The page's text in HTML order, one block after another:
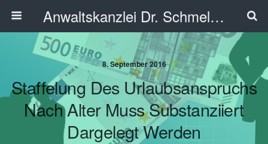
Anwaltskanzlei Dr. Schmelzer - Ahlen
8. September 2016
Staffelung Des Urlaubsanspruchs
Nach Alter Muss Substanziiert
Dargelegt Werden